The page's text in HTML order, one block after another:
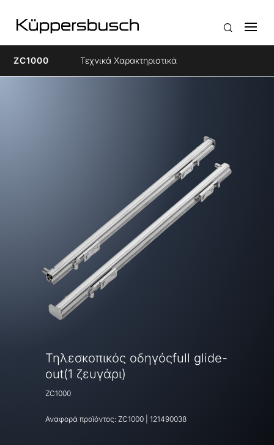
ZC1000 Τεχνικά Χαρακτηριστικά
Τηλεσκοπικός οδηγόςfull glide-
out(1 ζευγάρι)
ZC1000
Αναφορά προϊόντος: ZC1000 121490038